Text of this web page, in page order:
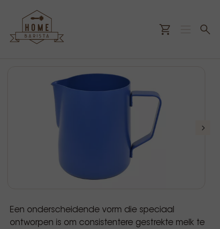
Een onderscheidende vorm die speciaal
ontworpen is om consistentere gestrekte melk te